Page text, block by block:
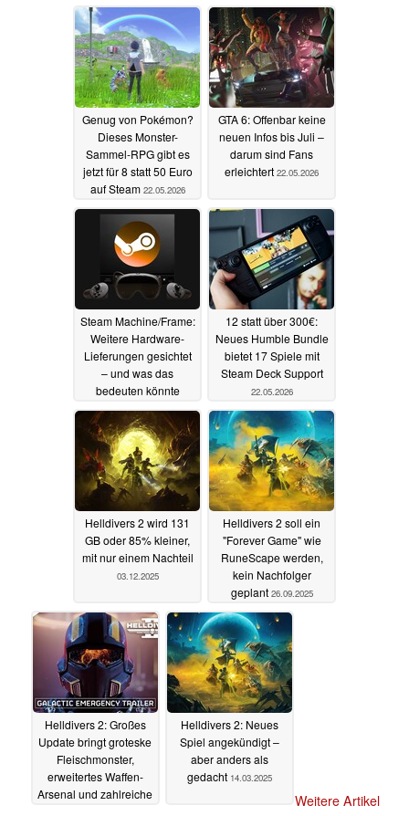
Genug von Pokémon?
Dieses Monster-
Sammel-RPG gibt es
jetzt für 8 statt 50 Euro
auf Steam 22.05.2026
GTA 6: Offenbar keine
neuen Infos bis Juli –
darum sind Fans
erleichtert 22.05.2026
Steam Machine/Frame:
Weitere Hardware-
Lieferungen gesichtet
– und was das
bedeuten könnte
22.05.2026
12 statt über 300€:
Neues Humble Bundle
bietet 17 Spiele mit
Steam Deck Support
22.05.2026
Helldivers 2 wird 131
GB oder 85% kleiner,
mit nur einem Nachteil
03.12.2025
Helldivers 2 soll ein
"Forever Game" wie
RuneScape werden,
kein Nachfolger
geplant 26.09.2025
Helldivers 2: Großes
Update bringt groteske
Fleischmonster,
erweitertes Waffen-
Arsenal und zahlreiche
Helldivers 2: Neues
Spiel angekündigt –
aber anders als
gedacht 14.03.2025
Weitere Artikel